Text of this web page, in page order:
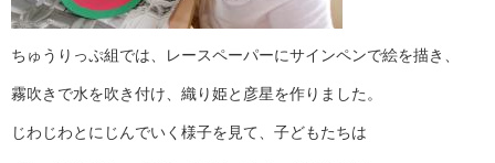
ちゅうりっぷ組では、レースペーパーにサインペンで絵を描き、
霧吹きで水を吹き付け、織り姫と彦星を作りました。
じわじわとにじんでいく様子を見て、子どもたちは